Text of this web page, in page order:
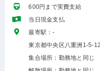
600円まで実費支給
当日現金支払
最寄駅：-
東京都中央区八重洲1-5-
集合場所：勤務地と同じ